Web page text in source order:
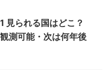
見られる国はどこ？
測可能・次は何年後